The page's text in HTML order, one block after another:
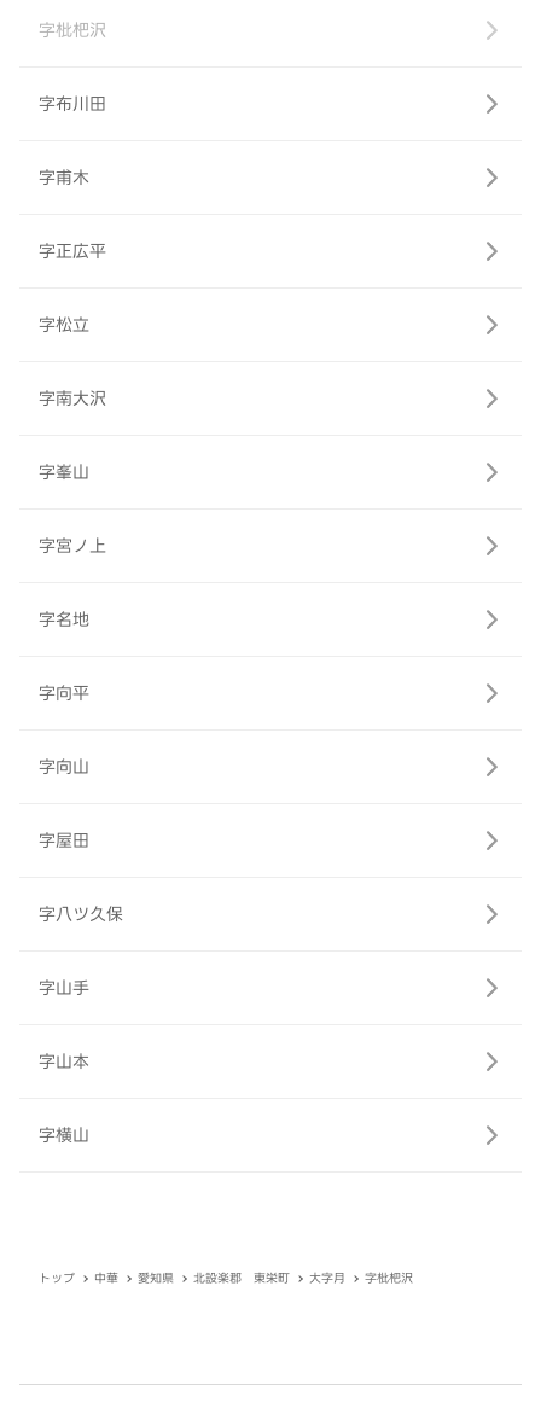
字枇杷沢
字布川田
字甫木
字正広平
字松立
字南大沢
字峯山
字宮ノ上
字名地
字向平
字向山
字屋田
字八ツ久保
字山手
字山本
字横山
トップ 中華 愛知県 北設楽郡 東栄町 大字月 字枇杷沢